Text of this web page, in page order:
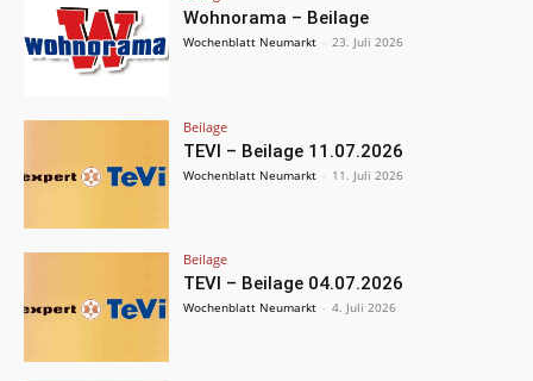
Wohnorama – Beilage
Wochenblatt Neumarkt - 23. Juli 2026
Beilage
TEVI – Beilage 11.07.2026
Wochenblatt Neumarkt - 11. Juli 2026
Beilage
TEVI – Beilage 04.07.2026
Wochenblatt Neumarkt - 4. Juli 2026